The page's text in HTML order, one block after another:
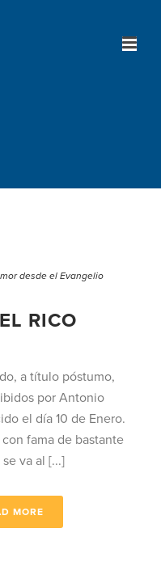
desde el Evangelio
RICO
a título póstumo,
por Antonio
el día 10 de Enero.
fama de bastante
va al [...]
MORE